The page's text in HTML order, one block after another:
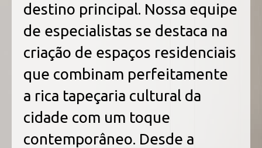
destino principal. Nossa equipe
de especialistas se destaca na
criação de espaços residenciais
que combinam perfeitamente
a rica tapeçaria cultural da
cidade com um toque
contemporâneo. Desde a